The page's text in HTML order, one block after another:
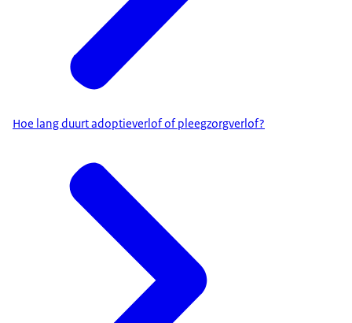
Hoe lang duurt adoptieverlof of pleegzorgverlof?